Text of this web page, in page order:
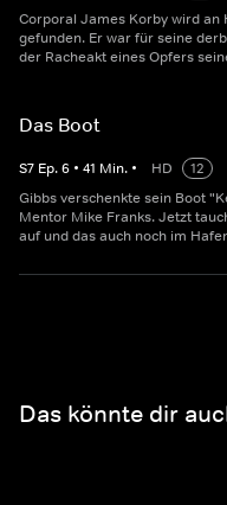
Corporal James Korby wird an
gefunden. Er war für seine
der Racheakt eines Opfers
Das Boot
S7 Ep.6 • 41 Min. • HD
12
Gibbs verschenkte sein Boot
Mentor Mike Franks. Jetzt
auf und das auch noch im
Das könnte dir